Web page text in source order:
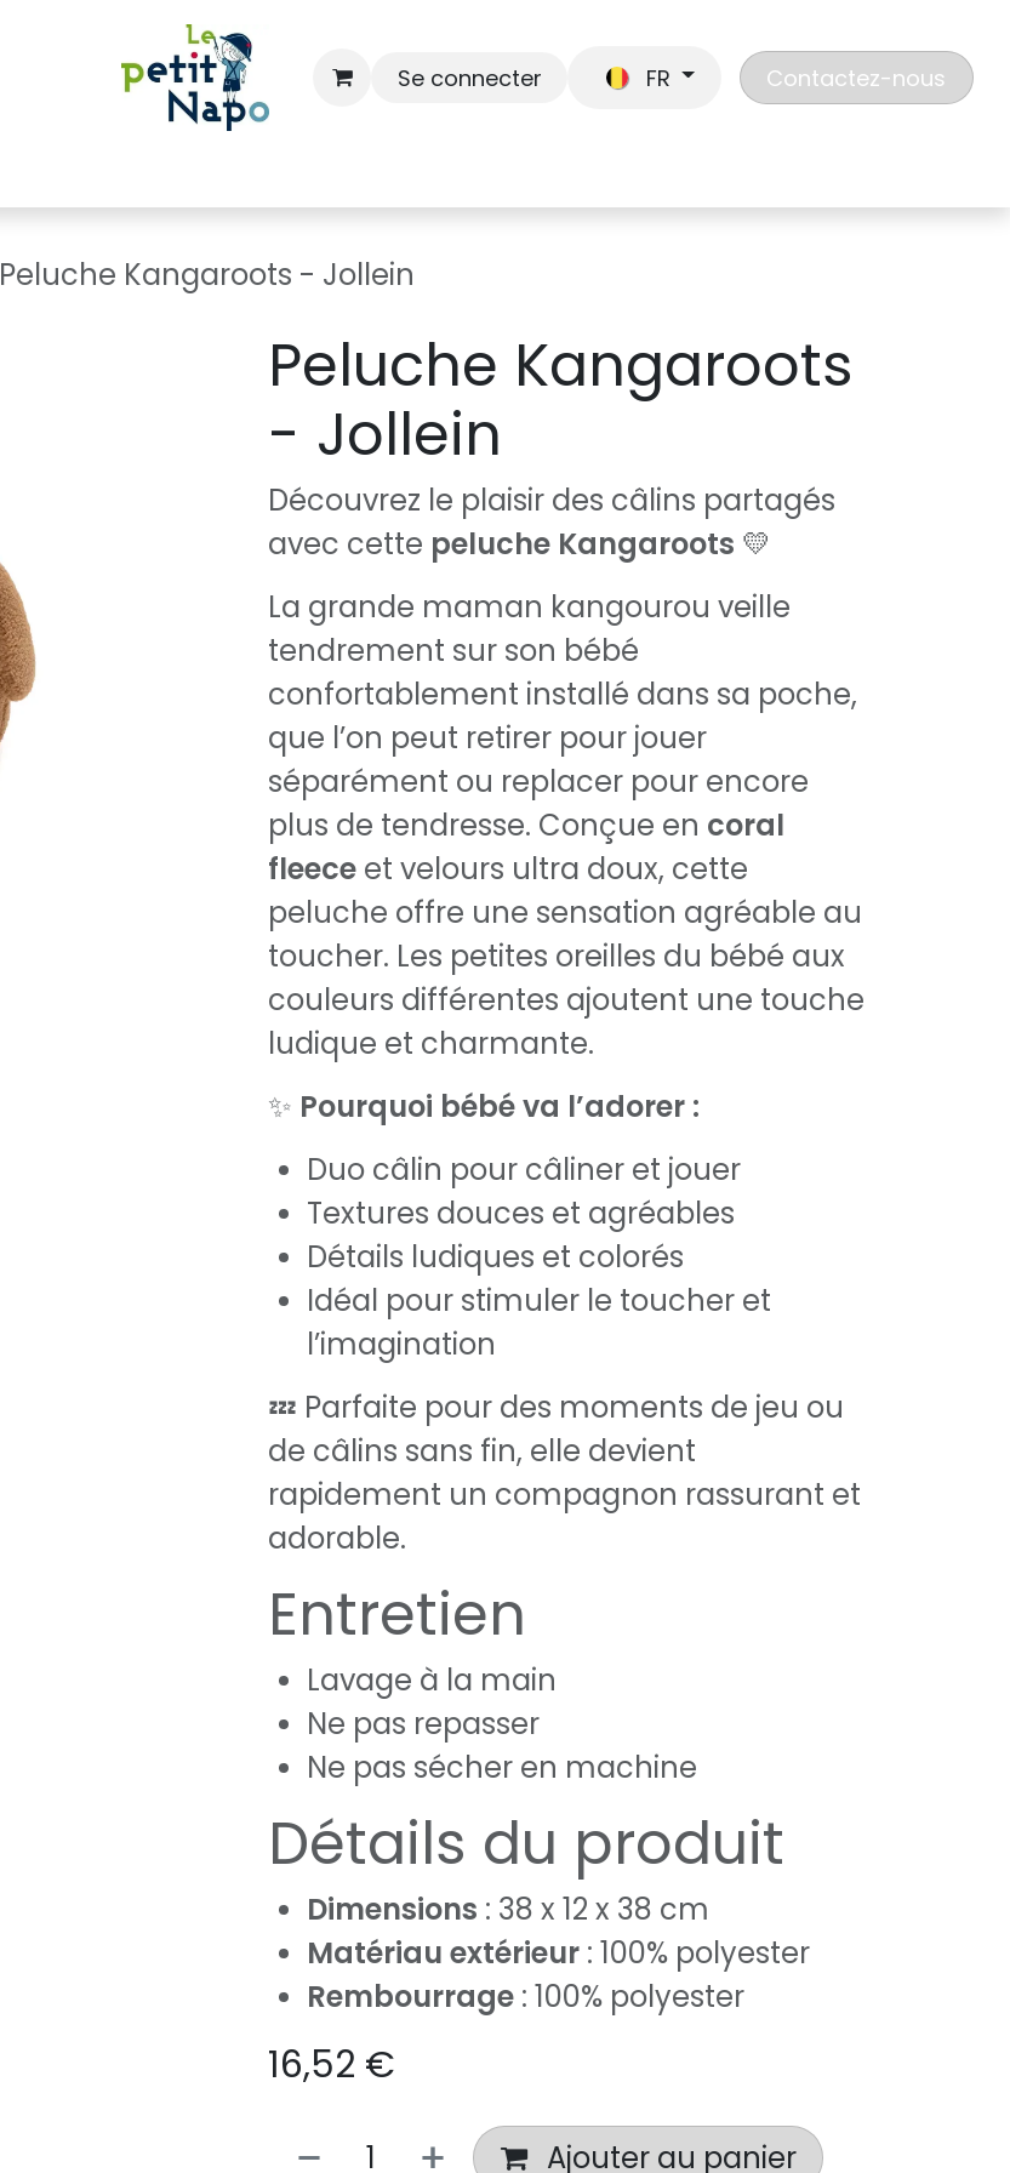
Se connecter FR Contactez-nous
Peluche Kangaroots - Jollein
Peluche Kangaroots
- Jollein
Découvrez le plaisir des câlins partagés
avec cette peluche Kangaroots 💛
La grande maman kangourou veille
tendrement sur son bébé
confortablement installé dans sa poche,
que l’on peut retirer pour jouer
séparément ou replacer pour encore
plus de tendresse. Conçue en coral
fleece et velours ultra doux, cette
peluche offre une sensation agréable au
toucher. Les petites oreilles du bébé aux
couleurs différentes ajoutent une touche
ludique et charmante.
✨ Pourquoi bébé va l’adorer :
Duo câlin pour câliner et jouer
Textures douces et agréables
Détails ludiques et colorés
Idéal pour stimuler le toucher et
l’imagination
💤 Parfaite pour des moments de jeu ou
de câlins sans fin, elle devient
rapidement un compagnon rassurant et
adorable.
Entretien
Lavage à la main
Ne pas repasser
Ne pas sécher en machine
Détails du produit
Dimensions : 38 x 12 x 38 cm
Matériau extérieur : 100% polyester
Rembourrage : 100% polyester
16,52 €
Ajouter au panier